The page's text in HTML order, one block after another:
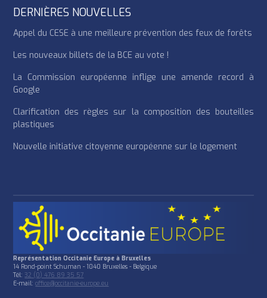
DERNIÈRES NOUVELLES
Appel du CESE à une meilleure prévention des feux de forêts
Les nouveaux billets de la BCE au vote !
La Commission européenne inflige une amende record à
Google
Clarification des règles sur la composition des bouteilles
plastiques
Nouvelle initiative citoyenne européenne sur le logement
Représentation Occitanie Europe à Bruxelles
14 Rond-point Schuman - 1040 Bruxelles - Belgique
Tél:32 (0) 476 89 35 57
E-mail:office@occitanie-europe.eu